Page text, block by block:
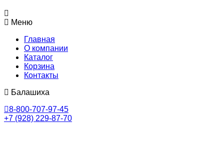
Меню
Главная
О компании
Каталог
Корзина
Контакты
Балашиха
8-800-707-97-45
+7 (928) 229-87-70